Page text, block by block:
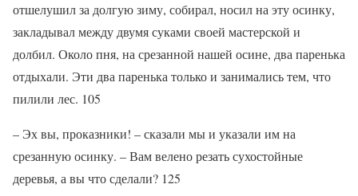
отшелушил за долгую зиму, собирал, носил на эту осинку,
закладывал между двумя суками своей мастерской и
долбил. Около пня, на срезанной нашей осине, два паренька
отдыхали. Эти два паренька только и занимались тем, что
пилили лес. 105
– Эх вы, проказники! – сказали мы и указали им на
срезанную осинку. – Вам велено резать сухостойные
деревья, а вы что сделали? 125